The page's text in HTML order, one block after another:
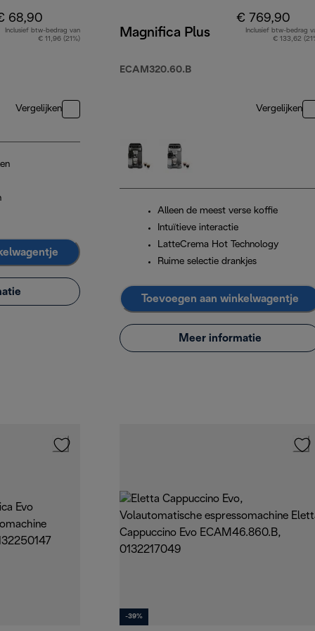
68,90
Inclusief btw-bedrag van
€ 11,96 (21%)
Vergelijken
Magnifica Plus
ECAM320.60.B
€ 769,90
Inclusief btw-bedrag
€ 133,62
Vergelijken
Alleen de meest verse koffie
Intuïtieve interactie
LatteCrema Hot Technology
Ruime selectie drankjes
Toevoegen aan winkelwagentje
Meer informatie
-39%